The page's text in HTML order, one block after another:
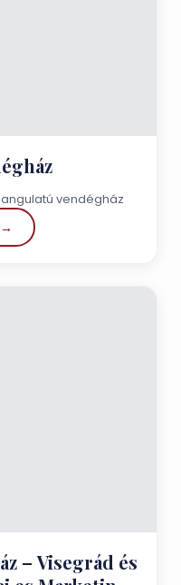
vendégház
– Visegrád és